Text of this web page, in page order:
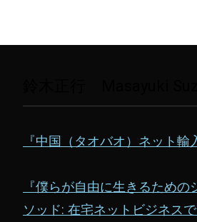
『中国（タオバオ）ネット輸
『僕らが自由に生きるための
ソッド: 在宅ネットビジネスで